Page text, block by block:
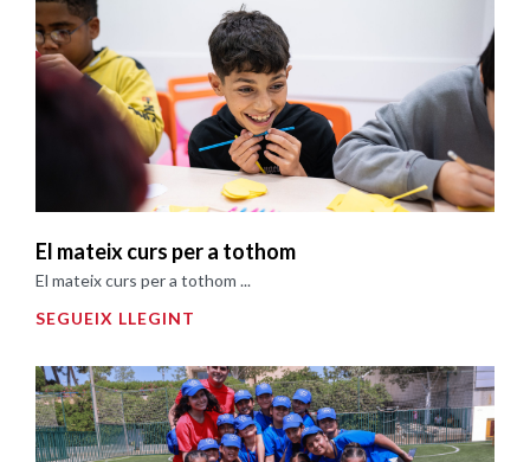
El mateix curs per a tothom
El mateix curs per a tothom ...
SEGUEIX LLEGINT